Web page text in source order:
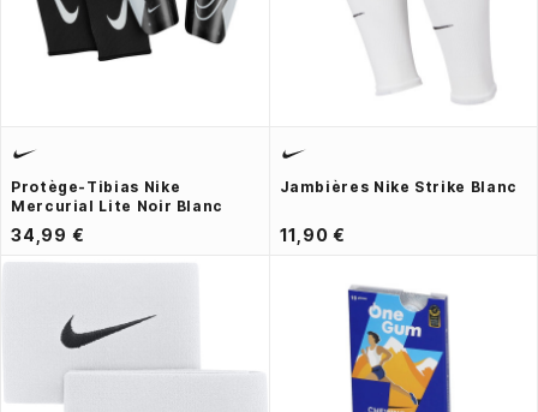
Protège-Tibias Nike
Mercurial Lite Noir Blanc
34,99 €
Jambières Nike Strike Blanc
11,90 €